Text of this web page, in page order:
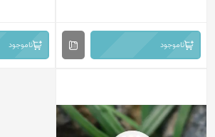
ناموجود ناموجود